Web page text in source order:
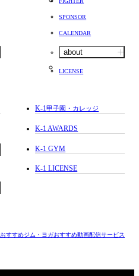
SPONSOR
CALENDAR
about
LICENSE
K-1甲子園・カレッジ
K-1 AWARDS
K-1 GYM
K-1 LICENSE
おすすめジム・ヨガおすすめ動画配信サービス